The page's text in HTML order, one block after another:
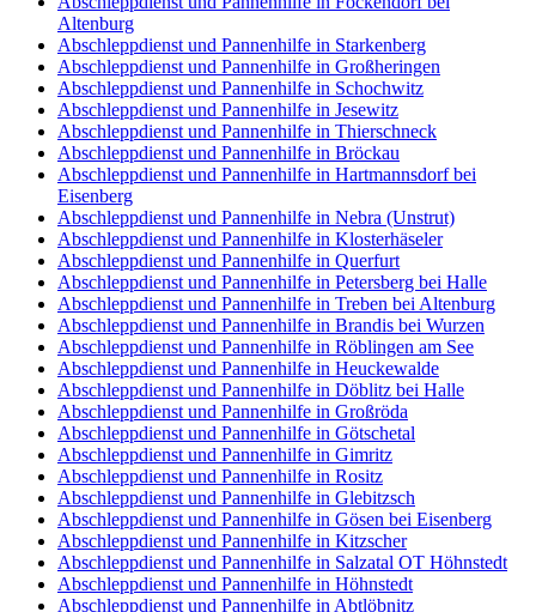
Altenburg
Abschleppdienst und Pannenhilfe in Starkenberg
Abschleppdienst und Pannenhilfe in Großheringen
Abschleppdienst und Pannenhilfe in Schochwitz
Abschleppdienst und Pannenhilfe in Jesewitz
Abschleppdienst und Pannenhilfe in Thierschneck
Abschleppdienst und Pannenhilfe in Bröckau
Abschleppdienst und Pannenhilfe in Hartmannsdorf bei
Eisenberg
Abschleppdienst und Pannenhilfe in Nebra (Unstrut)
Abschleppdienst und Pannenhilfe in Klosterhäseler
Abschleppdienst und Pannenhilfe in Querfurt
Abschleppdienst und Pannenhilfe in Petersberg bei Halle
Abschleppdienst und Pannenhilfe in Treben bei Altenburg
Abschleppdienst und Pannenhilfe in Brandis bei Wurzen
Abschleppdienst und Pannenhilfe in Röblingen am See
Abschleppdienst und Pannenhilfe in Heuckewalde
Abschleppdienst und Pannenhilfe in Döblitz bei Halle
Abschleppdienst und Pannenhilfe in Großröda
Abschleppdienst und Pannenhilfe in Götschetal
Abschleppdienst und Pannenhilfe in Gimritz
Abschleppdienst und Pannenhilfe in Rositz
Abschleppdienst und Pannenhilfe in Glebitzsch
Abschleppdienst und Pannenhilfe in Gösen bei Eisenberg
Abschleppdienst und Pannenhilfe in Kitzscher
Abschleppdienst und Pannenhilfe in Salzatal OT Höhnstedt
Abschleppdienst und Pannenhilfe in Höhnstedt
Abschleppdienst und Pannenhilfe in Abtlöbnitz